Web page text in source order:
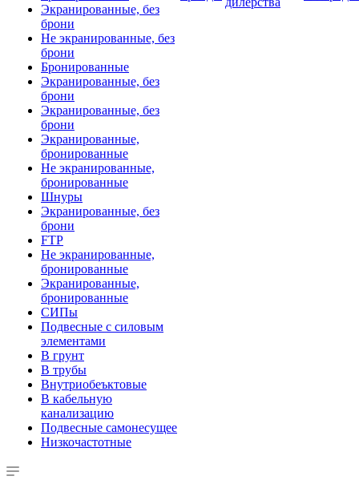
Экранированные, без
брони
Не экранированные, без
брони
Бронированные
Экранированные, без
брони
Экранированные, без
брони
Экранированные,
бронированные
Не экранированные,
бронированные
Шнуры
Экранированные, без
брони
FTP
Не экранированные,
бронированные
Экранированные,
бронированные
СИПы
Подвесные с силовым
элементами
В грунт
В трубы
Внутриобеъктовые
В кабельную
канализацию
Подвесные самонесущее
Низкочастотные